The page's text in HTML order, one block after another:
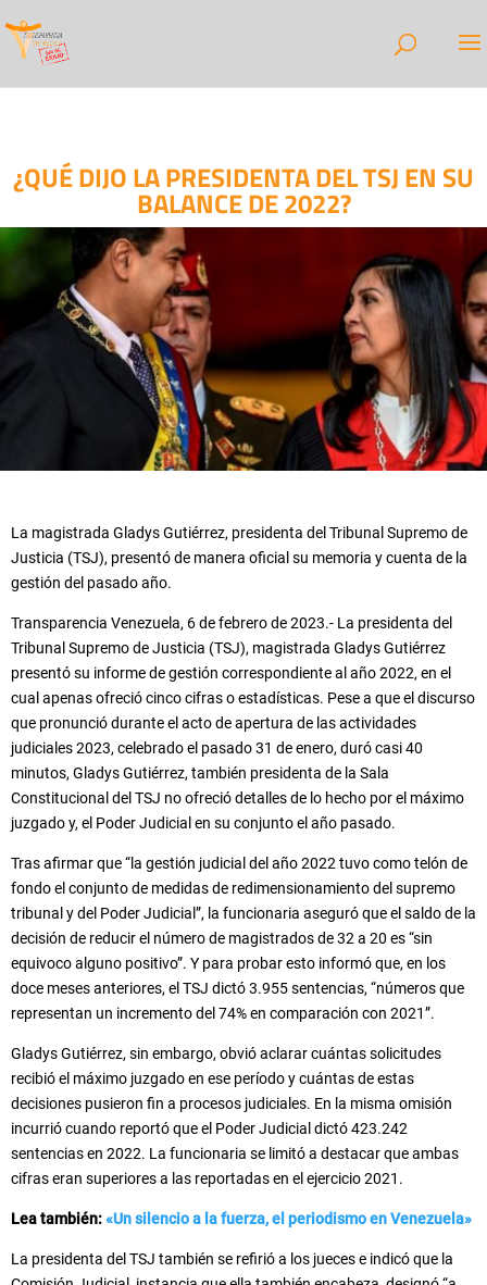
¿QUÉ DIJO LA PRESIDENTA DEL TSJ EN SU
BALANCE DE 2022?
La magistrada GladysGutiérrez, presidenta del Tribunal Supremo de
Justicia (TSJ), presentó de manera oficial su memoria y cuenta de la
gestión del pasado año.
Transparencia Venezuela, 6 de febrero de 2023.- La presidenta del
Tribunal Supremo de Justicia (TSJ), magistrada Gladys Gutiérrez
presentó su informe de gestión correspondiente al año 2022, en el
cual apenas ofreció cinco cifras o estadísticas. Pese a que el discurso
que pronunció durante el acto de apertura de las actividades
judiciales 2023, celebrado el pasado 31 de enero, duró casi 40
minutos, Gladys Gutiérrez, también presidenta de la Sala
Constitucional del TSJ no ofreció detalles de lo hecho por el máximo
juzgado y, el Poder Judicial en su conjunto el año pasado.
Tras afirmar que “la gestión judicial del año 2022 tuvo como telón de
fondo el conjunto de medidas de redimensionamiento del supremo
tribunal y del Poder Judicial”, la funcionaria aseguró que el saldo de la
decisión de reducir el número de magistrados de 32 a 20 es “sin
equivoco alguno positivo”. Y para probar esto informó que, en los
doce meses anteriores, el TSJ dictó 3.955 sentencias, “números que
representan un incremento del 74% en comparación con 2021”.
Gladys Gutiérrez, sin embargo, obvió aclarar cuántas solicitudes
recibió el máximo juzgado en ese período y cuántas de estas
decisiones pusieron fin a procesos judiciales. En la misma omisión
incurrió cuando reportó que el Poder Judicial dictó 423.242
sentencias en 2022. La funcionaria se limitó a destacar que ambas
cifras eran superiores a las reportadas en el ejercicio 2021.
Lea también:«Un silencio a la fuerza, el periodismo en Venezuela»
La presidenta del TSJ también se refirió a los jueces e indicó que la